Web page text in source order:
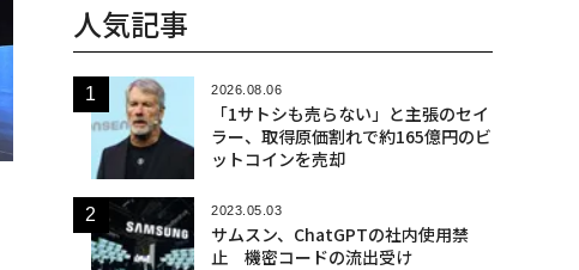
人気記事
2026.08.06
「1サトシも売らない」と主張のセイ
ラー、取得原価割れで約165億円のビ
ットコインを売却
2023.05.03
サムスン、ChatGPTの社内使用禁
止 機密コードの流出受け